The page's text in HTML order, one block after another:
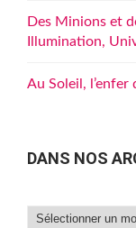
Des Minions et
Illumination,
Au Soleil,
DANS NOS
Dans